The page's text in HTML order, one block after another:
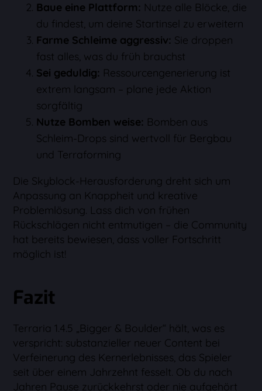
Baue eine Plattform: Nutze alle Blöcke, die
du findest, um deine Startinsel zu erweitern
Farme Schleime aggressiv: Sie droppen
fast alles, was du früh brauchst
Sei geduldig: Ressourcengenerierung ist
extrem langsam – plane jede Aktion
sorgfältig
Nutze Bomben weise: Bomben aus
Schleim-Drops sind wertvoll für Bergbau
und Terraforming
Die Skyblock-Herausforderung dreht sich um
Anpassung an Knappheit und kreative
Problemlösung. Lass dich von frühen
Rückschlägen nicht entmutigen – die Community
hat bereits bewiesen, dass voller Fortschritt
möglich ist!
Fazit
Terraria 1.4.5 „Bigger & Boulder“ hält, was es
verspricht: substanzieller neuer Content bei
Verfeinerung des Kernerlebnisses, das Spieler
seit über einem Jahrzehnt fesselt. Ob du nach
Jahren Pause zurückkehrst oder nie aufgehört